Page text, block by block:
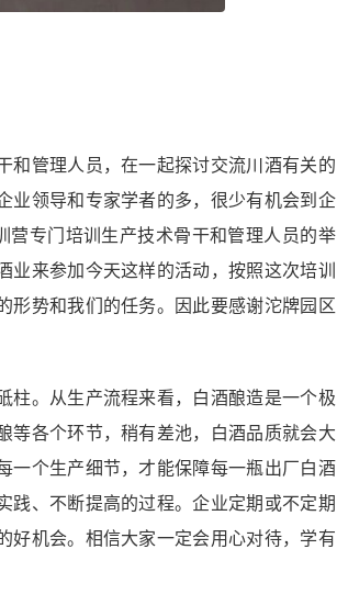
和管理人员，在一起探讨交流川酒有关的
业领导和专家学者的多，很少有机会到企
营专门培训生产技术骨干和管理人员的举
来参加今天这样的活动，按照这次培训
形势和我们的任务。因此要感谢沱牌园区
柱。从生产流程来看，白酒酿造是一个极
等各个环节，稍有差池，白酒品质就会大
一个生产细节，才能保障每一瓶出厂白酒
践、不断提高的过程。企业定期或不定期
好机会。相信大家一定会用心对待，学有